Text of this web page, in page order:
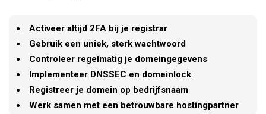
Activeer altijd 2FA bij je registrar
Gebruik een uniek, sterk wachtwoord
Controleer regelmatig je domeingegevens
Implementeer DNSSEC en domeinlock
Registreer je domein op bedrijfsnaam
Werk samen met een betrouwbare hostingpartner